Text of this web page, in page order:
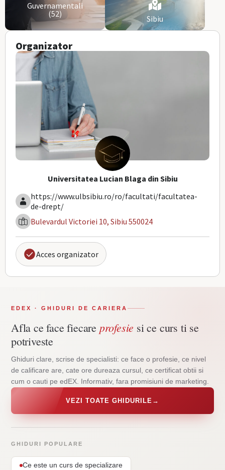
Organizator
Universitatea Lucian Blaga din Sibiu
https://www.ulbsibiu.ro/ro/facultati/facultatea-
de-drept/
Bulevardul Victoriei 10, Sibiu 550024
Acces organizator
Guvernamentali
(52)
Sibiu
EDEX · GHIDURI DE CARIERA
Afla ce face fiecare profesie si ce curs ti se
potriveste
Ghiduri clare, scrise de specialisti: ce face o profesie, ce nivel
de calificare are, cate ore dureaza cursul, ce certificat obtii si
cum o cauti pe edEX. Informativ, fara promisiuni de marketing.
VEZI TOATE GHIDURILE →
GHIDURI POPULARE
Ce este un curs de specializare